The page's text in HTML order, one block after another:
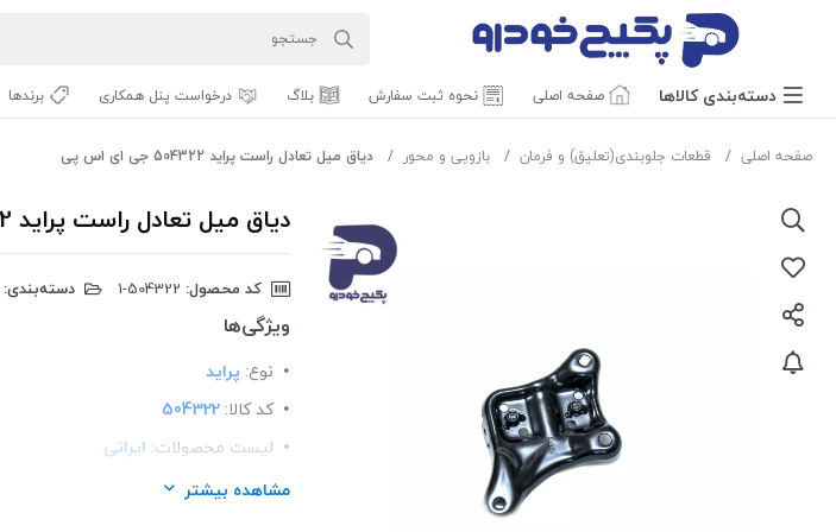
دسته‌بندی‌ کالاها صفحه اصلی نحوه ثبت سفارش بلاگ درخواست پنل همکاری برندها
صفحه اصلی قطعات جلوبندی(تعلیق) و فرمان بازویی و محور دیاق میل تعادل راست پراید 504322 جی ای اس پی
دیاق میل تعادل راست پراید 504322 جی ای اس پی
کد محصول: دسته‌بندی:
ویژگی‌ها
نوع: پراید
کد کالا: 504322
لیست محصولات: ایرانی
برند:GISP
مشاهده بیشتر